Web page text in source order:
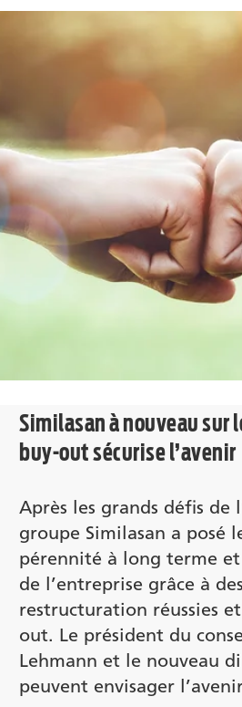
Similasan à nouveau sur
buy-out sécurise l’avenir
Après les grands défis de
groupe Similasan a posé
pérennité à long terme
de l’entreprise grâce à
restructuration réussies
out. Le président du
Lehmann et le nouveau
peuvent envisager